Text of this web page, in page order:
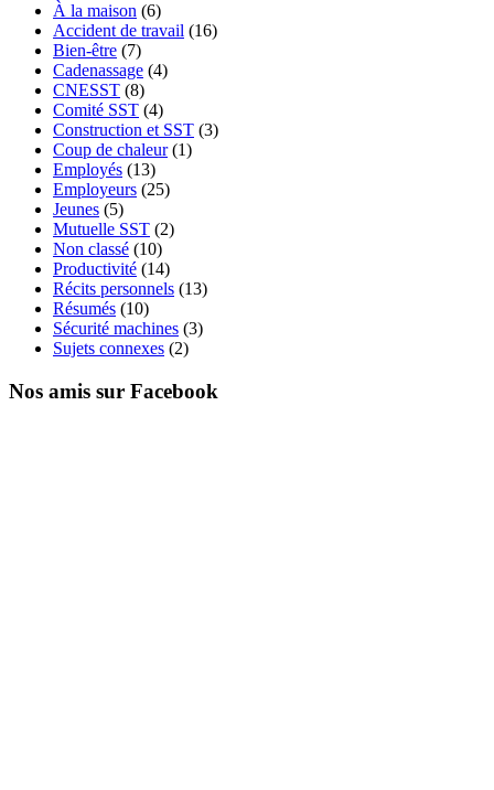
À la maison (6)
Accident de travail (16)
Bien-être (7)
Cadenassage (4)
CNESST (8)
Comité SST (4)
Construction et SST (3)
Coup de chaleur(1)
Employés (13)
Employeurs (25)
Jeunes (5)
Mutuelle SST (2)
Non classé (10)
Productivité (14)
Récits personnels (13)
Résumés (10)
Sécurité machines (3)
Sujets connexes (2)
Nos amis sur Facebook